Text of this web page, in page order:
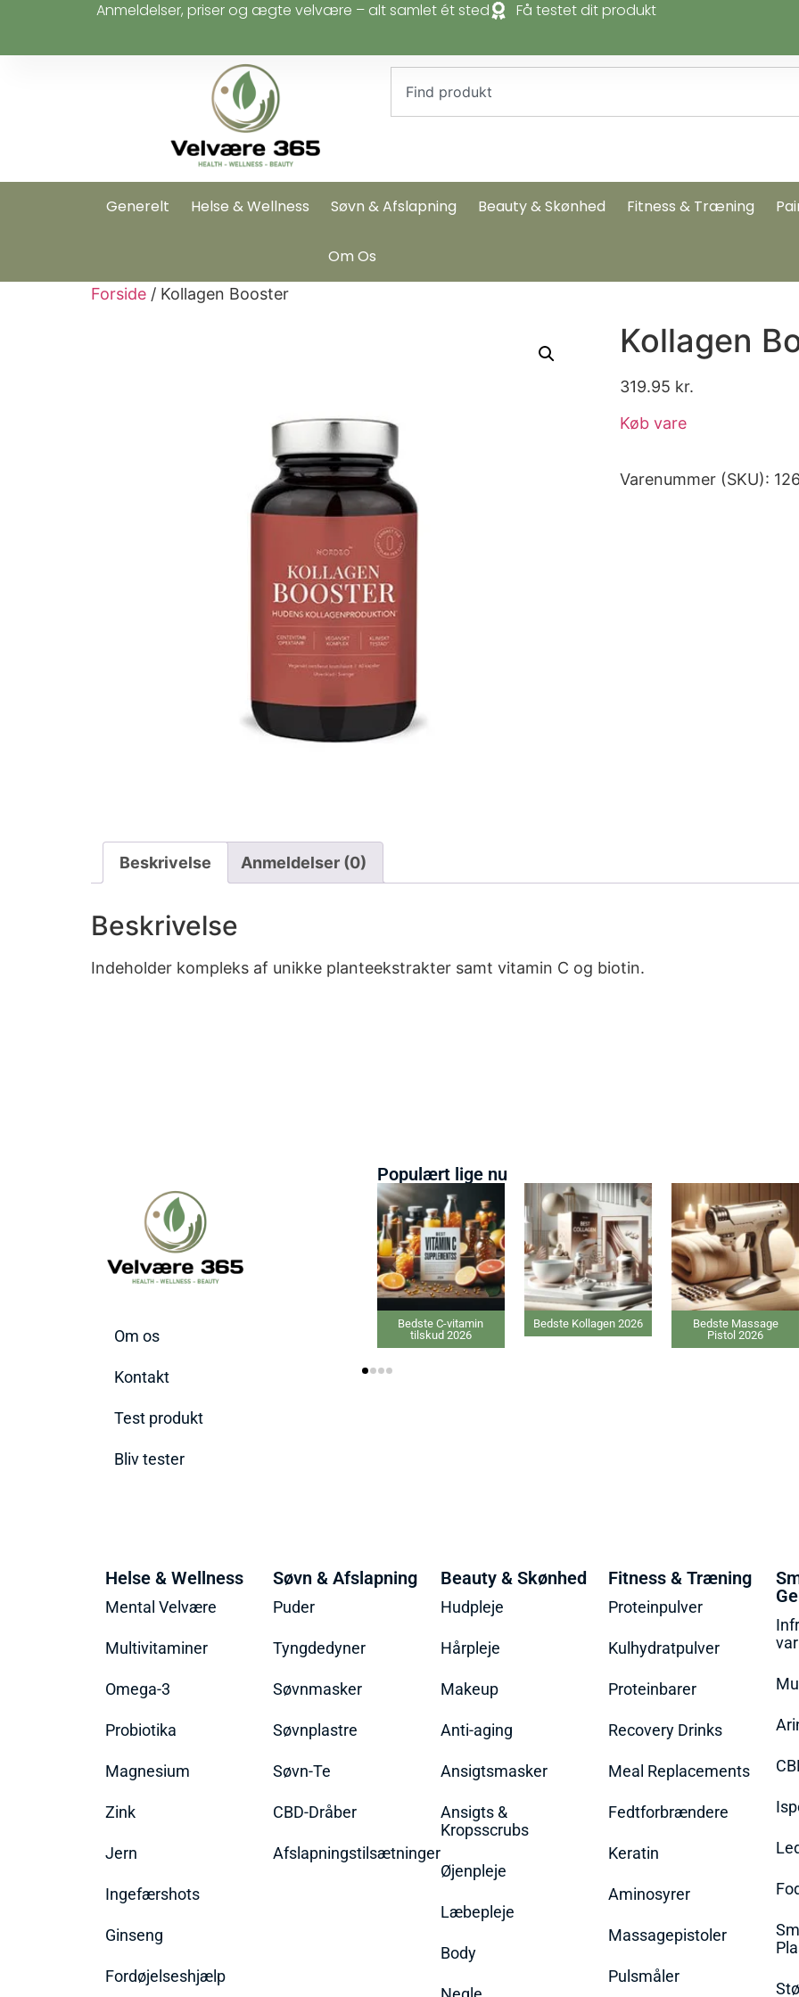
Anmeldelser, priser og ægte velvære – alt samlet ét sted Få testet dit produkt
Generelt Helse & Wellness Søvn & Afslapning Beauty & Skønhed Fitness & Træning
Om Os
Forside / Kollagen Booster
Kollagen
319.95 kr.
Køb vare
Varenummer (SKU):
Beskrivelse Anmeldelser (0)
Beskrivelse
Indeholder kompleks af unikke planteekstrakter samt vitamin C og biotin.
Om os
Kontakt
Test produkt
Bliv tester
Populært lige nu
Bedste C-vitamin
tilskud 2026
Bedste Kollagen 2026
Bedste Massage
Pistol 2026
Helse & Wellness
Mental Velvære
Multivitaminer
Omega-3
Probiotika
Magnesium
Zink
Jern
Ingefærshots
Ginseng
Fordøjelseshjælp
Søvn & Afslapning
Puder
Tyngdedyner
Søvnmasker
Søvnplastre
Søvn-Te
CBD-Dråber
Afslapningstilsætninger
Beauty & Skønhed
Hudpleje
Hårpleje
Makeup
Anti-aging
Ansigtsmasker
Ansigts &
Kropsscrubs
Øjenpleje
Læbepleje
Body
Fitness & Træning
Proteinpulver
Kulhydratpulver
Proteinbarer
Recovery Drinks
Meal Replacements
Fedtforbrændere
Keratin
Aminosyrer
Massagepistoler
Pulsmåler